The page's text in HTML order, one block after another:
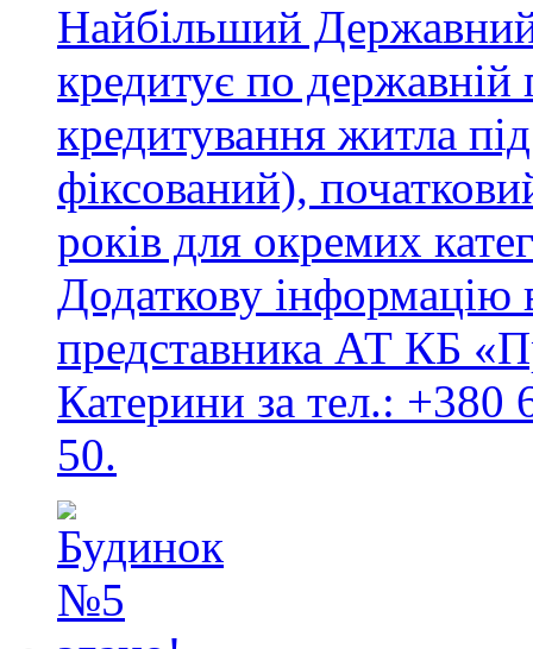
Найбільший
кредитує по державній
кредитування житла
фіксований),
років для окремих
Додаткову
представника АТ КБ
Катерини за тел.:
50.